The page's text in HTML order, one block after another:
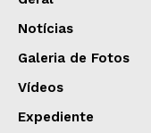
Notícias
Galeria de Fotos
Vídeos
Expediente